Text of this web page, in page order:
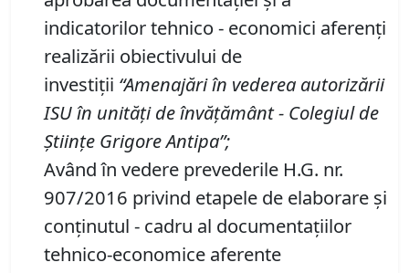
indicatorilor tehnico - economici aferenți
realizării obiectivului de
investiții “Amenajăriîn vederea autorizării
ISUîn unități deînvățământ - Colegiul de
Științe Grigore Antipa”;
Având în vedere prevederile H.G. nr.
907/2016 privind etapele de elaborare şi
conţinutul - cadru al documentaţiilor
tehnico-economice aferente